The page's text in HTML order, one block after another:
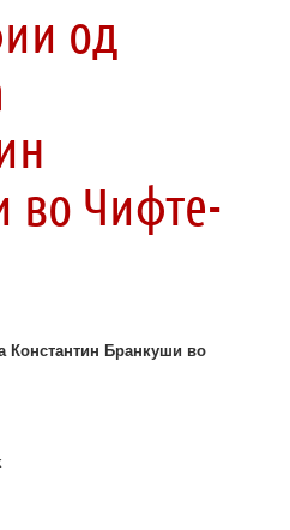
од
во Чифте-
Константин Бранкуши во